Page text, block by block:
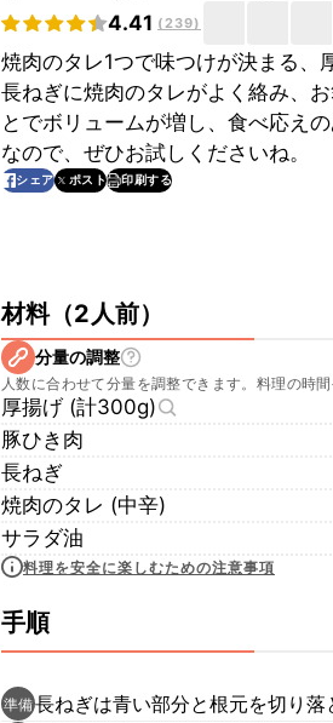
4.41 (239)
焼肉のタレ1つで味つけが決まる、
長ねぎに焼肉のタレがよく絡み、
とでボリュームが増し、食べ応え
なので、ぜひお試しくださいね。
シェア ポスト 印刷する
材料（2人前）
分量の調整
人数に合わせて分量を調整できます。料理の時
厚揚げ (計300g)
豚ひき肉
長ねぎ
焼肉のタレ (中辛)
サラダ油
料理を安全に楽しむための注意事項
手順
準備長ねぎは青い部分と根元を切り落